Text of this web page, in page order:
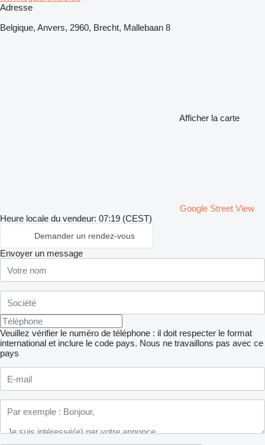
Adresse
Belgique, Anvers, 2960, Brecht, Mallebaan 8
Afficher la carte
Google Street View
Heure locale du vendeur: 07:19 (CEST)
Demander un rendez-vous
Envoyer un message
Veuillez vérifier le numéro de téléphone : il doit respecter le format
international et inclure le code pays. Nous ne travaillons pas avec ce
pays